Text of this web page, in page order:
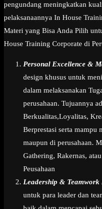
pengundang meningkatkan
pelaksanaannya In House
Materi yang Bisa Anda Pilih
House Training Corporate di
Personal Excellence &
design khusus untuk
dalam melaksanakan
perusahaan. Tujuannya
Berkualitas,Loyalitas,
Berprestasi serta mampu
maupun di perusahaan.
Gathering, Rakernas,
Peusahaan
Leadership & Teamwork
untuk para leader dan